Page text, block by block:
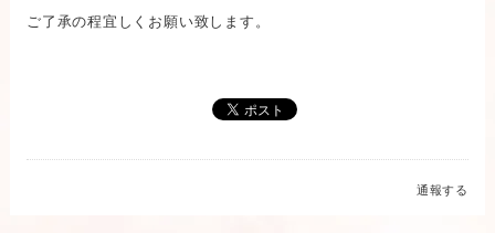
ご了承の程宜しくお願い致します。
通報する